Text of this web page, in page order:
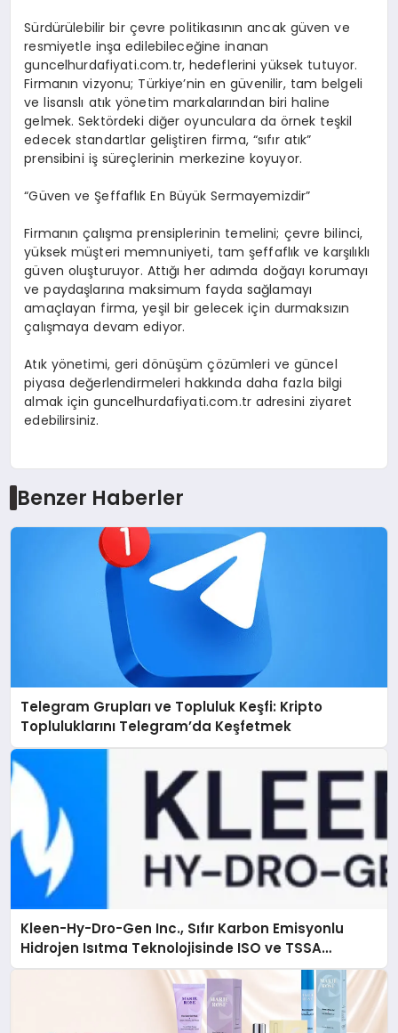
Sürdürülebilir bir çevre politikasının ancak güven ve
resmiyetle inşa edilebileceğine inanan
guncelhurdafiyati.com.tr, hedeflerini yüksek tutuyor.
Firmanın vizyonu; Türkiye’nin en güvenilir, tam belgeli
ve lisanslı atık yönetim markalarından biri haline
gelmek. Sektördeki diğer oyunculara da örnek teşkil
edecek standartlar geliştiren firma, “sıfır atık”
prensibini iş süreçlerinin merkezine koyuyor.
“Güven ve Şeffaflık En Büyük Sermayemizdir”
Firmanın çalışma prensiplerinin temelini; çevre bilinci,
yüksek müşteri memnuniyeti, tam şeffaflık ve karşılıklı
güven oluşturuyor. Attığı her adımda doğayı korumayı
ve paydaşlarına maksimum fayda sağlamayı
amaçlayan firma, yeşil bir gelecek için durmaksızın
çalışmaya devam ediyor.
Atık yönetimi, geri dönüşüm çözümleri ve güncel
piyasa değerlendirmeleri hakkında daha fazla bilgi
almak için guncelhurdafiyati.com.tr adresini ziyaret
edebilirsiniz.
Benzer Haberler
Telegram Grupları ve Topluluk Keşfi: Kripto
Topluluklarını Telegram’da Keşfetmek
Kleen-Hy-Dro-Gen Inc., Sıfır Karbon Emisyonlu
Hidrojen Isıtma Teknolojisinde ISO ve TSSA
Düzenleyici Onaylarını Aldı